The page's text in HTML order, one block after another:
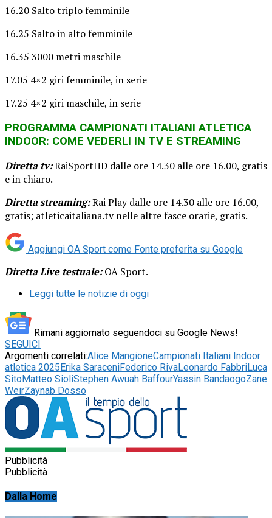
16.20 Salto triplo femminile
16.25 Salto in alto femminile
16.35 3000 metri maschile
17.05 4×2 giri femminile, in serie
17.25 4×2 giri maschile, in serie
PROGRAMMA CAMPIONATI ITALIANI ATLETICA
INDOOR: COME VEDERLI IN TV E STREAMING
Diretta tv:RaiSportHD dalle ore 14.30 alle ore 16.00, gratis
e in chiaro.
Diretta streaming:Rai Play dalle ore 14.30 alle ore 16.00,
gratis; atleticaitaliana.tv nelle altre fasce orarie, gratis.
Aggiungi OA Sport come Fonte preferita su Google
Diretta Live testuale:OA Sport.
Leggi tutte le notizie di oggi
Rimani aggiornato seguendoci su Google News!
SEGUICI
Argomenti correlati:Alice MangioneCampionati Italiani Indoor
atletica 2025 Erika SaraceniFederico RivaLeonardo FabbriLuca
SitoMatteo SioliStephen Awuah BaffourYassin BandaogoZane
WeirZaynab Dosso
Pubblicità
Pubblicità
Dalla Home